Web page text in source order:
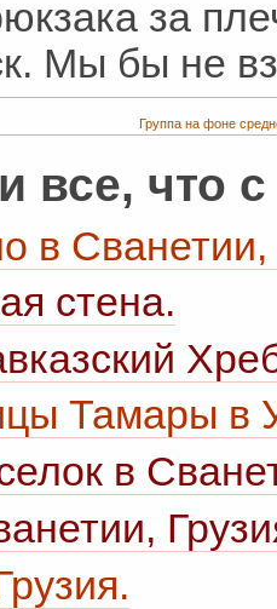
за
Мы бы не
Группа на фоне
все, что
в Сванетии,
стена.
Тамары в
в